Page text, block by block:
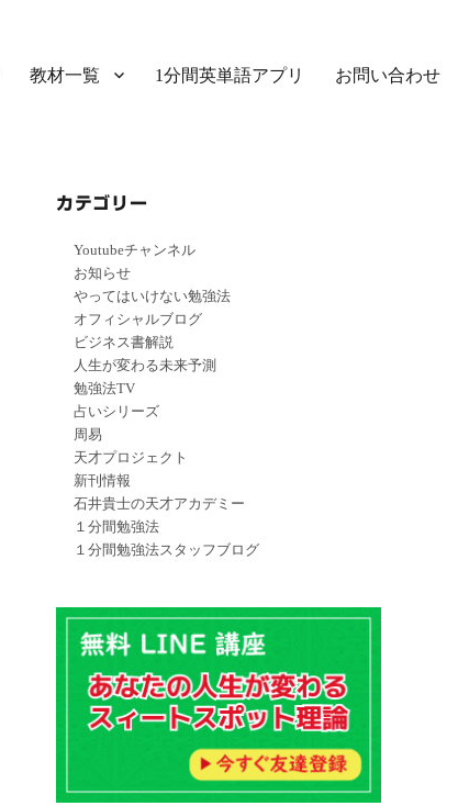
教材一覧 1分間英単語アプリ お問い合わせ
カテゴリー
Youtubeチャンネル
お知らせ
やってはいけない勉強法
オフィシャルブログ
ビジネス書解説
人生が変わる未来予測
勉強法TV
占いシリーズ
周易
天才プロジェクト
新刊情報
石井貴士の天才アカデミー
１分間勉強法
１分間勉強法スタッフブログ